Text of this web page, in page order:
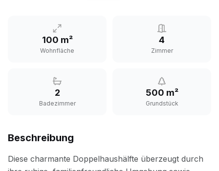
100 m²
Wohnfläche
4
Zimmer
2
Badezimmer
500 m²
Grundstück
Beschreibung